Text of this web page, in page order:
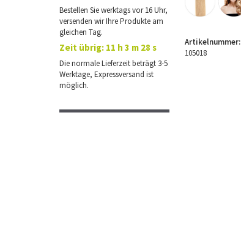
Bestellen Sie werktags vor 16 Uhr,
versenden wir Ihre Produkte am
gleichen Tag.
Zeit übrig: 11 h 3 m 27 s
Die normale Lieferzeit beträgt 3-5
Werktage, Expressversand ist
möglich.
Artikelnummer:
105018